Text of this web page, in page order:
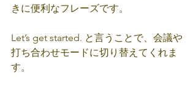
きに便利なフレーズです。
Let’s get started. と言うことで、会議や
打ち合わせモードに切り替えてくれま
す。